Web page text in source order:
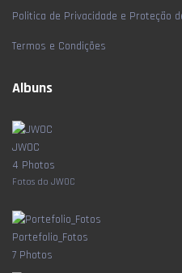
Politica de Privacidade e Proteção
Termos e Condições
Albuns
JWOC
4 Photos
Fotos do JWOC
Portefolio_Fotos
7 Photos